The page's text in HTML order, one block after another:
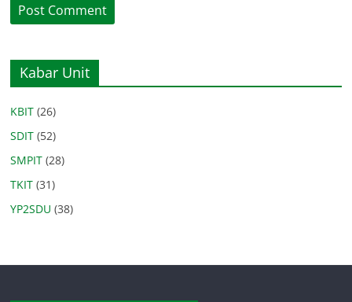
Kabar Unit
KBIT (26)
SDIT (52)
SMPIT (28)
TKIT (31)
YP2SDU (38)